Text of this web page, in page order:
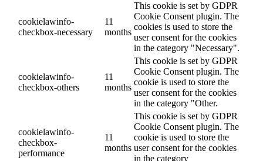
cookielawinfo-
checkbox-necessary
11
months
This cookie is set by GDPR
Cookie Consent plugin. The
cookies is used to store the
user consent for the cookies
in the category "Necessary".
cookielawinfo-
checkbox-others
11
months
This cookie is set by GDPR
Cookie Consent plugin. The
cookie is used to store the
user consent for the cookies
in the category "Other.
cookielawinfo-
checkbox-
performance
11
months
This cookie is set by GDPR
Cookie Consent plugin. The
cookie is used to store the
user consent for the cookies
in the category